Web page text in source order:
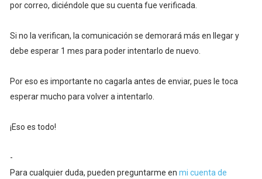
por correo, diciéndole que su cuenta fue verificada.
Si no la verifican, la comunicación se demorará más en llegar y
debe esperar 1 mes para poder intentarlo de nuevo.
Por eso es importante no cagarla antes de enviar, pues le toca
esperar mucho para volver a intentarlo.
¡Eso es todo!
-
Para cualquier duda, pueden preguntarme en mi cuenta de